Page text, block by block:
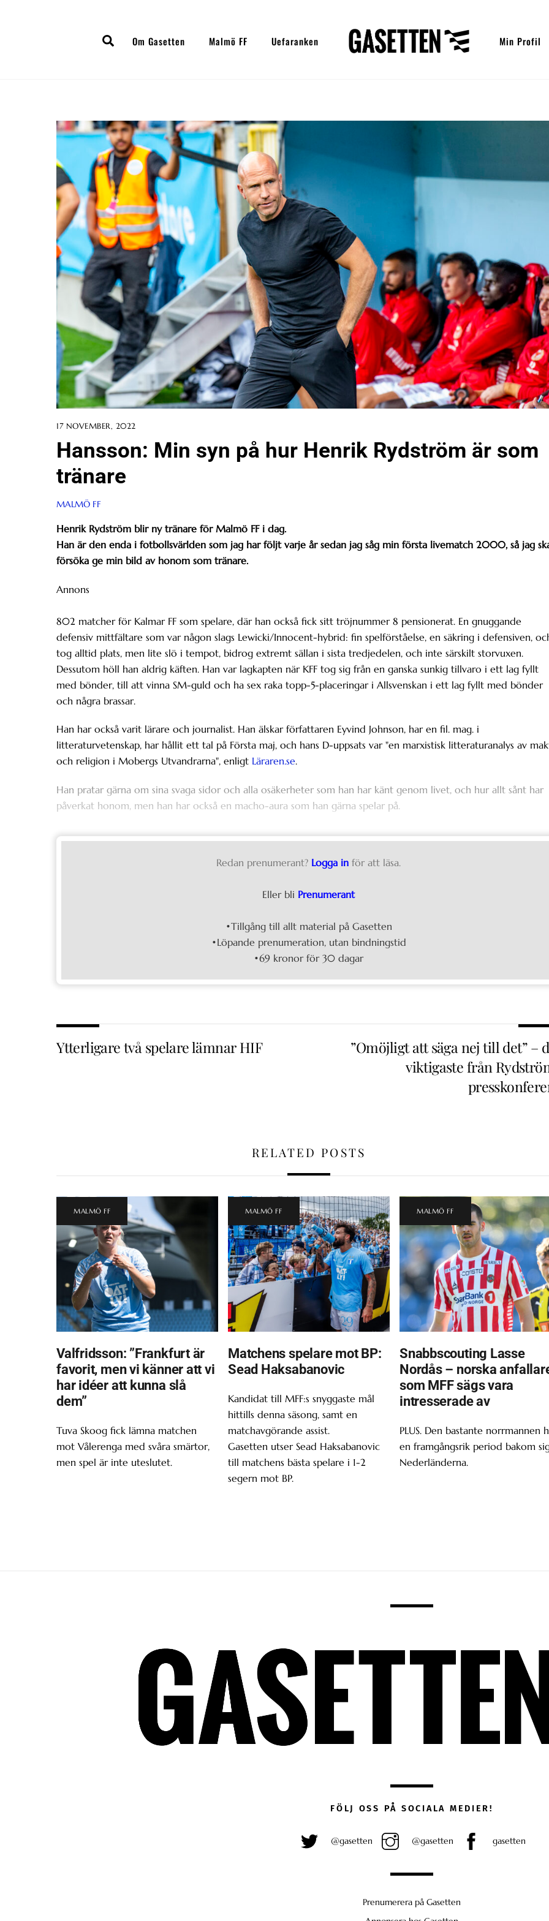
SearchOm Gasetten Malmö FF Uefaranken Min Profil
17 NOVEMBER, 2022
Hansson: Min syn på hur Henrik Rydström är som
tränare
MALMÖ FF
Henrik Rydström blir ny tränare för Malmö FF i dag.
Han är den enda i fotbollsvärlden som jag har följt varje år sedan jag såg min första livematch 2000, så jag
försöka ge min bild av honom som tränare.
Annons
802 matcher för Kalmar FF som spelare, där han också fick sitt tröjnummer 8 pensionerat. En gnuggande
defensiv mittfältare som var någon slags Lewicki/Innocent-hybrid: fin spelförståelse, en säkring i defensiven,
tog alltid plats, men lite slö i tempot, bidrog extremt sällan i sista tredjedelen, och inte särskilt storvuxen.
Dessutom höll han aldrig käften. Han var lagkapten när KFF tog sig från en ganska sunkig tillvaro i ett lag fyllt
med bönder, till att vinna SM-guld och ha sex raka topp-5-placeringar i Allsvenskan i ett lag fyllt med bönder
och några brassar.
Han har också varit lärare och journalist. Han älskar författaren Eyvind Johnson, har en fil. mag. i
litteraturvetenskap, har hållit ett tal på Första maj, och hans D-uppsats var "en marxistisk litteraturanalys av
och religion i Mobergs Utvandrarna", enligt Läraren.se.
Han pratar gärna om sina svaga sidor och alla osäkerheter som han har känt genom livet, och hur allt sånt har
påverkat honom, men han har också en macho-aura som han gärna spelar på.
Redan prenumerant? Logga in för att läsa.
Eller bli Prenumerant
•Tillgång till allt material på Gasetten
•Löpande prenumeration, utan bindningstid
•69 kronor för 30 dagar
Ytterligare två spelare lämnar HIF
”Omöjligt att säga nej till det” –
viktigaste från
RELATED POSTS
MALMÖ FF
Valfridsson: ”Frankfurt är
favorit, men vi känner att vi
har idéer att kunna slå
dem”
Tuva Skoog fick lämna matchen
mot Vålerenga med svåra smärtor,
men spel är inte uteslutet.
MALMÖ FF
Matchens spelare mot BP:
Sead Haksabanovic
Kandidat till MFF:s snyggaste mål
hittills denna säsong, samt en
matchavgörande assist.
Gasetten utser Sead Haksabanovic
till matchens bästa spelare i 1-2
segern mot BP.
MALMÖ FF
Snabbscouting Lasse
Nordås – norska
som MFF sägs vara
intresserade av
PLUS. Den bastante norrmannen
en framgångsrik period bakom
Nederländerna.
FÖLJ OSS PÅ SOCIALA MEDIER!
@gasetten @gasetten gasetten
Prenumerera på Gasetten